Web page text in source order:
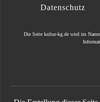
Datenschutz
Die Seite kultur-kg.de wird im